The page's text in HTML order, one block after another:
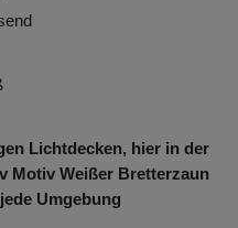
Lichtdecken, hier in der
Motiv Weißer Bretterzaun
Umgebung